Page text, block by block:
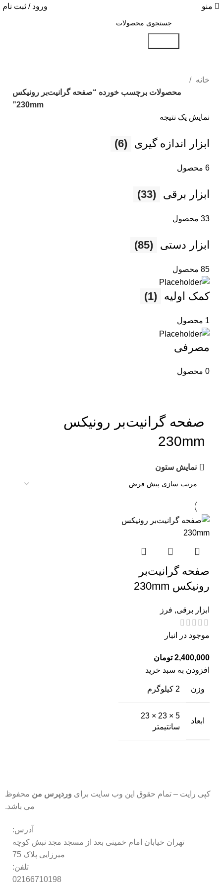
منو ورود / ثبت نام
خانه
محصولات برچسب خورده “صفحه گرانیت‌بر رونیکس
230mm”
نمایش یک نتیجه
ابزار اندازه گیری (6)
6 محصول
ابزار برقی (33)
33 محصول
ابزار دستی (85)
85 محصول
کمک اولیه (1)
1 محصول
مصرفی
0 محصول
صفحه گرانیت‌بر رونیکس
230mm
نمایش ستون
صفحه گرانیت‌بر
رونیکس 230mm
ابزار برقی, فرز
موجود در انبار
تومان
افزودن به سبد خرید
وزن 2 کیلوگرم
ابعاد
5 × 23 × 23
سانتیمتر
کپی رایت – تمام حقوق این وب سایت برای وردپرس من محفوظ
می باشد.
آدرس:
تهران خیابان امام خمینی بعد از مسجد مجد نبش کوچه
میرزایی پلاک 75
تلفن:
02166710198